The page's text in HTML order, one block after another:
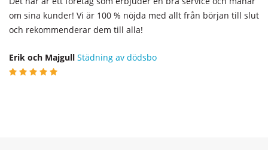
om sina kunder! Vi är 100 % nöjda med allt från början till slut
och rekommenderar dem till alla!
Erik och Majgull Städning av dödsbo